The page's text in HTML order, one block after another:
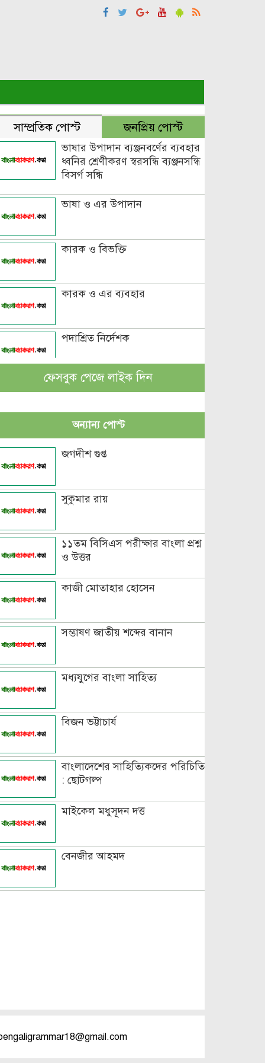
সাম্প্রতিক পোস্ট জনপ্রিয় পোস্ট
ভাষার উপাদান ব্যঞ্জনবর্ণের ব্যবহার
ধ্বনির শ্রেণীকরণ স্বরসন্ধি ব্যঞ্জনসন্ধি
বিসর্গ সন্ধি
ভাষা ও এর উপাদান
কারক ও বিভক্তি
কারক ও এর ব্যবহার
পদাশ্রিত নির্দেশক
বচন কাকে বলে এবং প্রকারসহ
উদাহরণ
পুরুষবাচক শব্দের শেষে প্রত্যয় যোগে
লিঙ্গ পরিবর্তনের উদাহরণ
পরিবর্তনের উদাহরণ
উদাহরণ
বিভিন্ন ভাষায় লিঙ্গের উদাহরণ দাও
ফেসবুক পেজে লাইক দিন
অন্যান্য পোস্ট
জগদীশ গুপ্ত
সুকুমার রায়
১১তম বিসিএস পরীক্ষার বাংলা প্রশ্ন
ও উত্তর
কাজী মোতাহার হোসেন
সম্ভাষণ জাতীয় শব্দের বানান
মধ্যযুগের বাংলা সাহিত্য
বিজন ভট্টাচার্য
বাংলাদেশের সাহিত্যিকদের পরিচিতি
: ছোটগল্প
মাইকেল মধুসূদন দত্ত
বেনজীর আহমদ